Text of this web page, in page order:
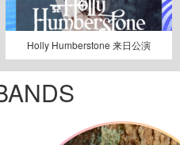
Holly Humberstone 来日公演